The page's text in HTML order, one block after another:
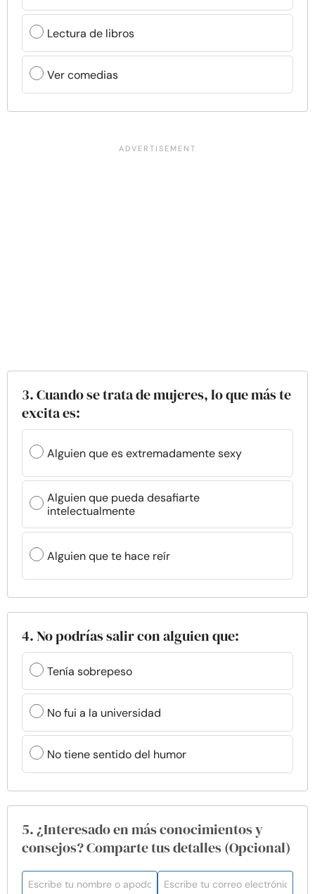
Lectura de libros
Ver comedias
3. Cuando se trata de mujeres, lo que más te
excita es:
Alguien que es extremadamente sexy
Alguien que pueda desafiarte
intelectualmente
Alguien que te hace reír
4. No podrías salir con alguien que:
Tenía sobrepeso
No fui a la universidad
No tiene sentido del humor
5. ¿Interesado en más conocimientos y
consejos? Comparte tus detalles (Opcional)